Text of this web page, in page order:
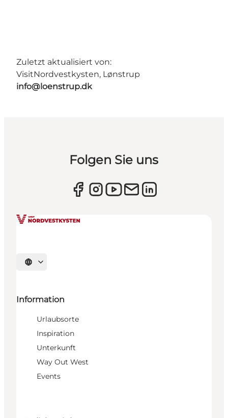
Zuletzt aktualisiert von:
VisitNordvestkysten, Lønstrup
info@loenstrup.dk
Folgen Sie uns
Sprache auswählen
Information
Urlaubsorte
Inspiration
Unterkunft
Way Out West
Events